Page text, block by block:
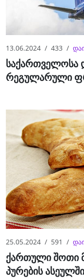
13.06.2024 433
საქართველოსა
რეგულარული
25.05.2024 591
ქართული შოთი
პურების